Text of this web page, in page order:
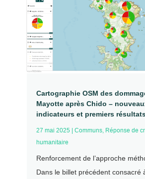
Cartographie OSM des
Mayotte après Chido –
indicateurs et premiers
27 mai 2025 Communs, Réponse de
humanitaire
Renforcement de l’approche
Dans le billet précédent consacré